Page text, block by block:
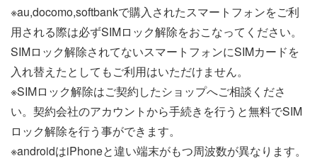
※au,docomo,softbankで購入されたスマートフォンをご利
用される際は必ずSIMロック解除をおこなってください。
SIMロック解除されてないスマートフォンにSIMカードを
入れ替えたとしてもご利用はいただけません。
※SIMロック解除はご契約したショップへご相談くださ
い。契約会社のアカウントから手続きを行うと無料でSIM
ロック解除を行う事ができます。
※androidはiPhoneと違い端末がもつ周波数が異なります。